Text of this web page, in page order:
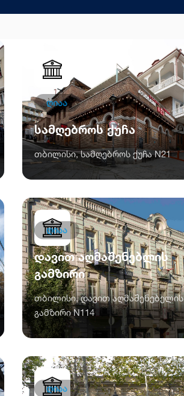
ღიაა
სამღებროს ქუჩა
თბილისი, სამღებროს ქუჩა N21
ღიაა
დავით აღმაშენებლის
გამზირი
თბილისი, დავით აღმაშენებელის
გამზირი N114
ღიაა